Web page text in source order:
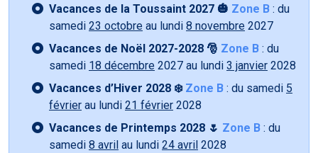
Vacances de la Toussaint 2027 🎃 Zone B : du
samedi 23 octobre au lundi 8 novembre 2027
Vacances de Noël 2027-2028 🎅 Zone B : du
samedi 18 décembre 2027 au lundi 3 janvier 2028
Vacances d’Hiver 2028 ❄️ Zone B : du samedi 5
février au lundi 21 février 2028
Vacances de Printemps 2028 🌷 Zone B : du
samedi 8 avril au lundi 24 avril 2028